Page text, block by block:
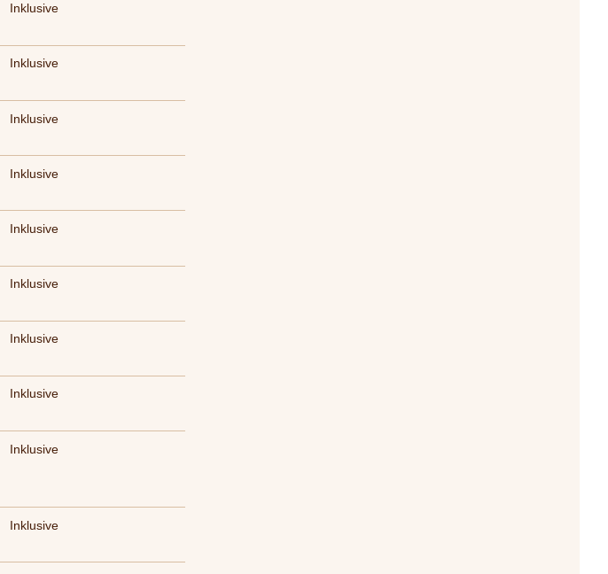
Inklusive
Inklusive
Inklusive
Inklusive
Inklusive
Inklusive
Inklusive
Inklusive
Inklusive
Inklusive